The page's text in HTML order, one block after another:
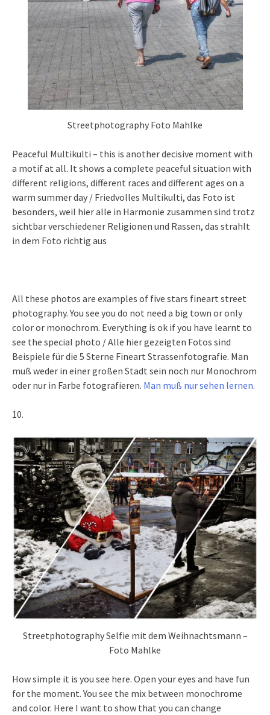
Streetphotography Foto Mahlke
Peaceful Multikulti – this is another decisive moment with
a motif at all. It shows a complete peaceful situation with
different religions, different races and different ages on a
warm summer day / Friedvolles Multikulti, das Foto ist
besonders, weil hier alle in Harmonie zusammen sind trotz
sichtbar verschiedener Religionen und Rassen, das strahlt
in dem Foto richtig aus
All these photos are examples of five stars fineart street
photography. You see you do not need a big town or only
color or monochrom. Everything is ok if you have learnt to
see the special photo / Alle hier gezeigten Fotos sind
Beispiele für die 5 Sterne Fineart Strassenfotografie. Man
muß weder in einer großen Stadt sein noch nur Monochrom
oder nur in Farbe fotografieren. Man muß nur sehen lernen.
10.
Streetphotography Selfie mit dem Weihnachtsmann –
Foto Mahlke
How simple it is you see here. Open your eyes and have fun
for the moment. You see the mix between monochrome
and color. Here I want to show that you can change